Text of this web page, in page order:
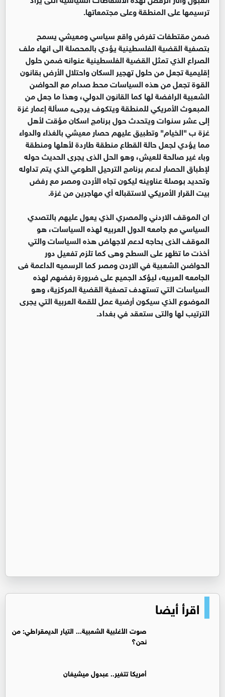
ترسيمها على المنطقة وعلى مجتمعاتها.
ضمن مقتطفات تفرض واقع سياسي ومعيشي يسمح
بتصفية القضية الفلسطينية يؤدي بالمحصلة الى انهاء ملف
الصراع الذي تمثل القضية الفلسطينية عنوانه ضمن حلول
إقليمية تجعل من حلول تهجير السكان واحتلال الأرض بقانون
القوة تجعل من هذه السياسات محط صدام مع الحواضن
الشعبية الرافضة لها كما القانون الدولي، وهذا ما جعل من
المبعوث الأمريكي للمنطقة ويتكوف يرجىء مسألة إعمار غزة
إلى عشر سنوات ويتحدث حول برنامج اسكان مؤقت لأهل
غزة ب "الخيام" وتطبيق عليهم حصار معيشي بالغذاء والدواء
مما يؤدي لجعل حالة القطاع منطقة طاردة لأهلها ومنطقة
وباء غير صالحة للعيش، وهو الحل الذى يجرى الحديث حوله
لإطباق الحصار لدعم برنامج الترحيل الطوعي الذي يتم تداوله
وتحديد بوصلة عناوينه ليكون تجاه الأردن ومصر مع رفض
بيت القرار الأمريكي لاستقباله أي مهاجرين من غزة.
ان الموقف الاردني والمصري الذي يعول عليهم بالتصدي
السياسي مع جامعه الدول العربيه لهذه السياسات، هو
الموقف الذى بحاجه لدعم لاجهاض هذه السياسات والتي
أخذت ما تظهر على السطح وهى كما تلزم تفعيل دور
الحواضن الشعبية في الاردن ومصر كما الرسميه الداعمة فى
الجامعه العربيه، ليؤكد الجميع على ضرورة رفضهم لهذه
السياسات التي تستهدف تصفية القضية المركزية، وهو
الموضوع الذي سيكون أرضية عمل للقمة العربية التي يجرى
الترتيب لها والتى ستعقد في بغداد.
اقرأ أيضا
صوت الأغلبية الشعبية... التيار الديمقراطي: من
نحن؟
أمريكا تتغير.. عبدول ميشيغان